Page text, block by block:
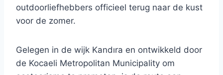
outdoorliefhebbers officieel terug naar de kust
voor de zomer.
Gelegen in de wijk Kandıra en ontwikkeld door
de Kocaeli Metropolitan Municipality om